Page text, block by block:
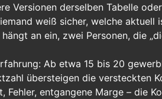
Versionen derselben Tabelle
weiß sicher, welche aktuell
an ein, zwei Personen, die
Ab etwa 15 bis 20
übersteigen die versteckten
Fehler, entgangene Marge – die